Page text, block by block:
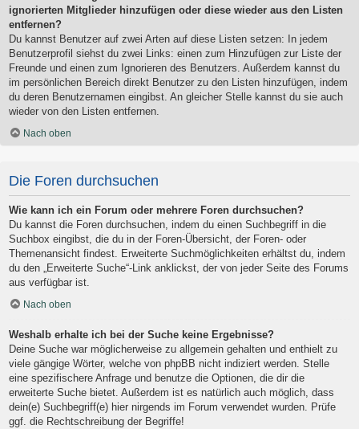
ignorierten Mitglieder hinzufügen oder diese wieder aus den Listen
entfernen?
Du kannst Benutzer auf zwei Arten auf diese Listen setzen: In jedem
Benutzerprofil siehst du zwei Links: einen zum Hinzufügen zur Liste der
Freunde und einen zum Ignorieren des Benutzers. Außerdem kannst du
im persönlichen Bereich direkt Benutzer zu den Listen hinzufügen, indem
du deren Benutzernamen eingibst. An gleicher Stelle kannst du sie auch
wieder von den Listen entfernen.
Nach oben
Die Foren durchsuchen
Wie kann ich ein Forum oder mehrere Foren durchsuchen?
Du kannst die Foren durchsuchen, indem du einen Suchbegriff in die
Suchbox eingibst, die du in der Foren-Übersicht, der Foren- oder
Themenansicht findest. Erweiterte Suchmöglichkeiten erhältst du, indem
du den „Erweiterte Suche“-Link anklickst, der von jeder Seite des Forums
aus verfügbar ist.
Nach oben
Weshalb erhalte ich bei der Suche keine Ergebnisse?
Deine Suche war möglicherweise zu allgemein gehalten und enthielt zu
viele gängige Wörter, welche von phpBB nicht indiziert werden. Stelle
eine spezifischere Anfrage und benutze die Optionen, die dir die
erweiterte Suche bietet. Außerdem ist es natürlich auch möglich, dass
dein(e) Suchbegriff(e) hier nirgends im Forum verwendet wurden. Prüfe
ggf. die Rechtschreibung der Begriffe!